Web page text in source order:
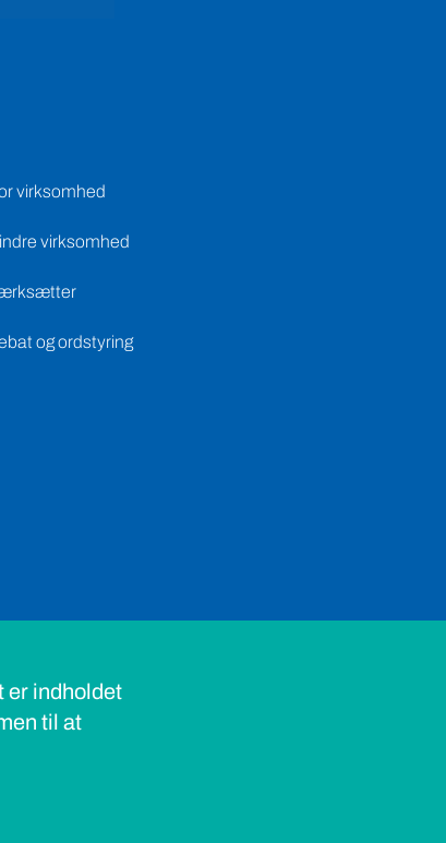
virksomhed
virksomhed
og ordstyring
er indholdet
til at